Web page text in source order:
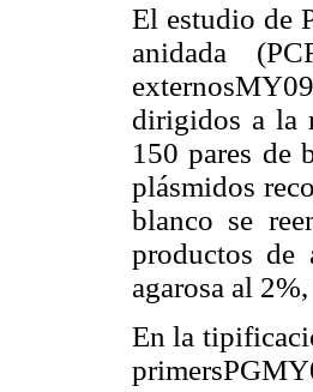
El estudio de
anidada
dirigidos a la
150 pares de
plásmidos
blanco se
productos de
agarosa al
En la